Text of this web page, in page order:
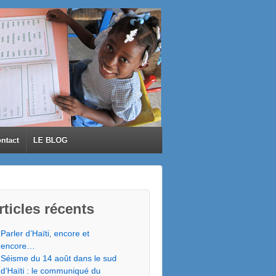
LE BLOG
récents
Parler d’Haïti, encore et
encore…
Séisme du 14 août dans le sud
d’Haïti : le communiqué du